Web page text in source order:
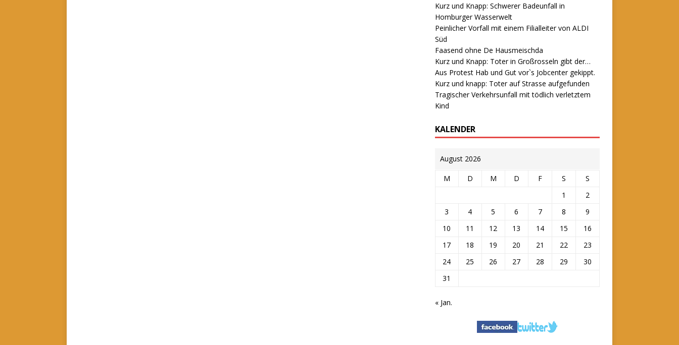
Kurz und Knapp: Schwerer Badeunfall in
Homburger Wasserwelt
Peinlicher Vorfall mit einem Filialleiter von ALDI
Süd
Faasend ohne De Hausmeischda
Kurz und Knapp: Toter in Großrosseln gibt der…
Aus Protest Hab und Gut vor`s Jobcenter gekippt.
Kurz und knapp: Toter auf Strasse aufgefunden
Tragischer Verkehrsunfall mit tödlich verletztem
Kind
KALENDER
August 2026
M D M D F S
S
1
2
3
4 5 6 7 8
9
10
11 12 13 14 15
16
17
18 19 20 21 22
23
24
25 26 27 28 29
30
31
« Jan.